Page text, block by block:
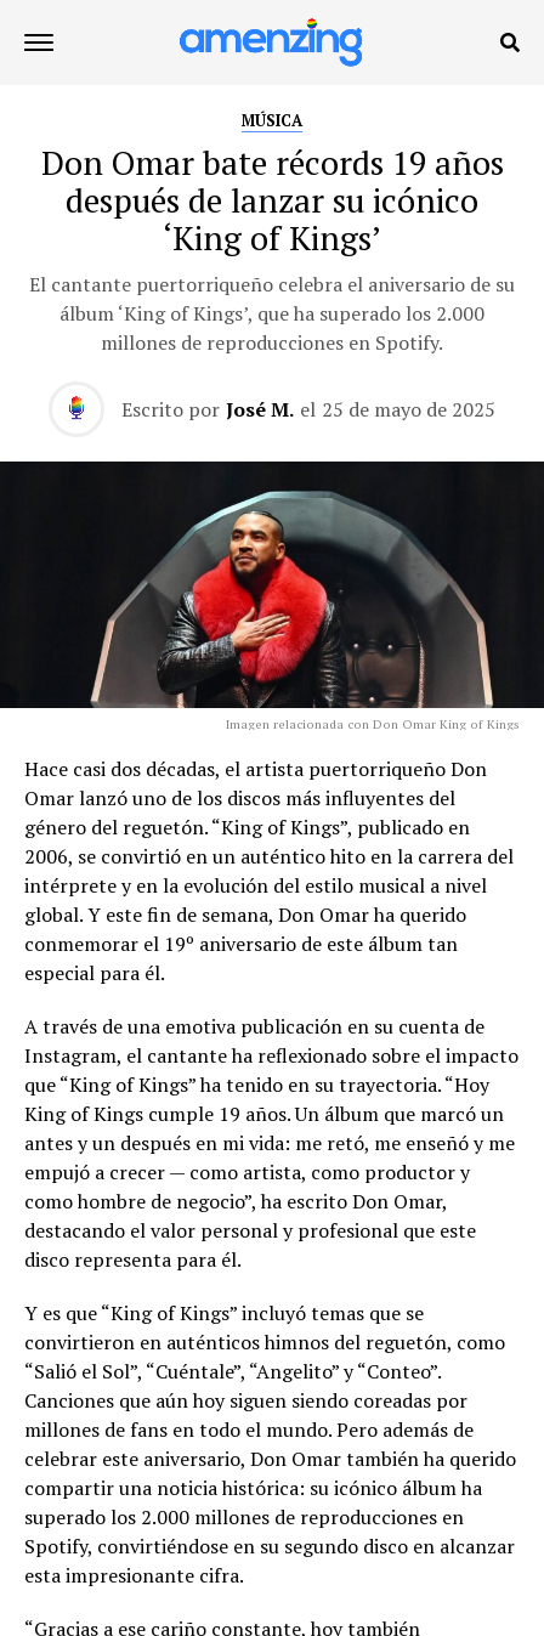
MÚSICA
Don Omar bate récords 19 años
después de lanzar su icónico
‘King of Kings’
El cantante puertorriqueño celebra el aniversario de su
álbum ‘King of Kings’, que ha superado los 2.000
millones de reproducciones en Spotify.
Escrito por José M. el 25 de mayo de 2025
Imagen relacionada con Don Omar King of Kings
Hace casi dos décadas, el artista puertorriqueño Don
Omar lanzó uno de los discos más influyentes del
género del reguetón. “King of Kings”, publicado en
2006, se convirtió en un auténtico hito en la carrera del
intérprete y en la evolución del estilo musical a nivel
global. Y este fin de semana, Don Omar ha querido
conmemorar el 19º aniversario de este álbum tan
especial para él.
A través de una emotiva publicación en su cuenta de
Instagram, el cantante ha reflexionado sobre el impacto
que “King of Kings” ha tenido en su trayectoria. “Hoy
King of Kings cumple 19 años. Un álbum que marcó un
antes y un después en mi vida: me retó, me enseñó y me
empujó a crecer — como artista, como productor y
como hombre de negocio”, ha escrito Don Omar,
destacando el valor personal y profesional que este
disco representa para él.
Y es que “King of Kings” incluyó temas que se
convirtieron en auténticos himnos del reguetón, como
“Salió el Sol”, “Cuéntale”, “Angelito” y “Conteo”.
Canciones que aún hoy siguen siendo coreadas por
millones de fans en todo el mundo. Pero además de
celebrar este aniversario, Don Omar también ha querido
compartir una noticia histórica: su icónico álbum ha
superado los 2.000 millones de reproducciones en
Spotify, convirtiéndose en su segundo disco en alcanzar
esta impresionante cifra.
“Gracias a ese cariño constante, hoy también